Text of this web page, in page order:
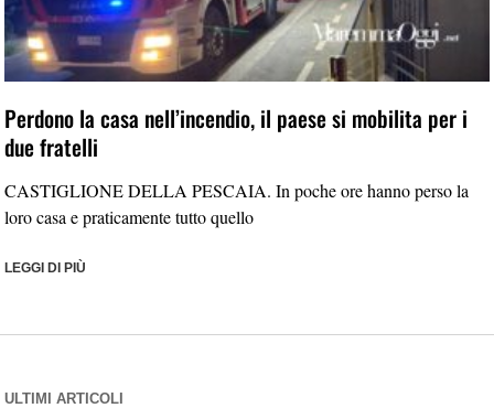
Perdono la casa nell’incendio, il paese si mobilita per i
due fratelli
CASTIGLIONE DELLA PESCAIA. In poche ore hanno perso la
loro casa e praticamente tutto quello
LEGGI DI PIÙ
ULTIMI ARTICOLI